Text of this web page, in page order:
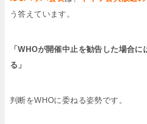
う答えています。
「WHOが開催中止を勧告した場合
る」
判断をWHOに委ねる姿勢です。